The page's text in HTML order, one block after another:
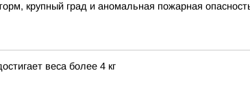
крупный град и аномальная пожарная
веса более 4 кг